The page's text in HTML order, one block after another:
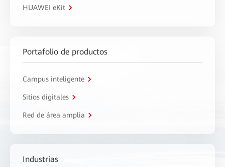
HUAWEI eKit
Portafolio de productos
Campus inteligente
Sitios digitales
Red de área amplia
Industrias